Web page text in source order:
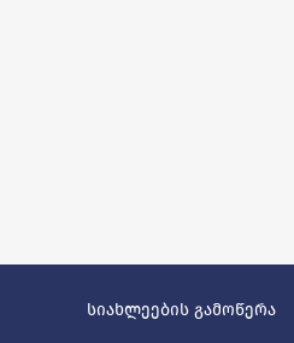
სიახლეების გამოწერა